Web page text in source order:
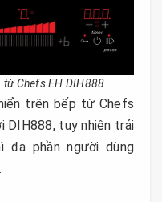
từ Chefs EH DIH888
trên bếp từ Chefs
DIH888, tuy nhiên trải
đa phần người dùng